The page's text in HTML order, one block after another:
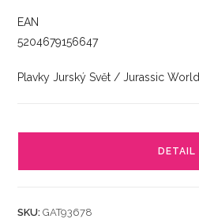
EAN
5204679156647
Plavky Jurský Svět / Jurassic World
DETAIL
SKU:GAT93678